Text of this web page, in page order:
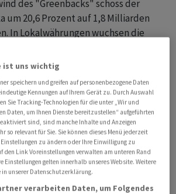
des "Greenbacks" schoss der
um 20,6 Prozent auf 1,8 Milliarden
In Lokalwährungen wuchsen die
aller Weltregionen.
Kriegs bremsen
Umsatz um 2,3 Prozent auf 3,2
zu, in Lokalwährungen waren es plus
stieg der Umsatz um 4,2 Prozent
Franken oder um 8,2 Prozent in
Dort wurde Hilti erheblich gebremst
ist uns wichtig
speichern und greifen auf personenbezogene Daten
Kennungen auf Ihrem Gerät zu. Durch Auswahl
Sie Tracking-Technologien für die unter „Wir und
Daten, um Ihnen Dienste bereitzustellen“ aufgeführten
sind, sind manche Inhalte und Anzeigen
so relevant für Sie. Sie können dieses Menü jederzeit
zu ändern oder Ihre Einwilligung zu
den Link Voreinstellungen verwalten am unteren Rand
Einstellungen gelten innerhalb unseres Website. Weitere
unserer Datenschutzerklärung.
verarbeiten Daten, um Folgendes